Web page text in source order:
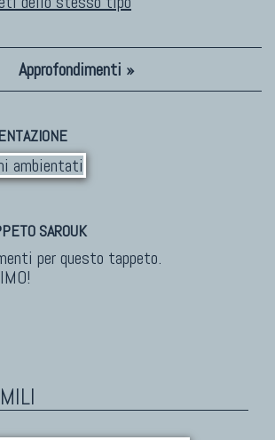
Approfondimenti »
SAROUK
per questo tappeto.